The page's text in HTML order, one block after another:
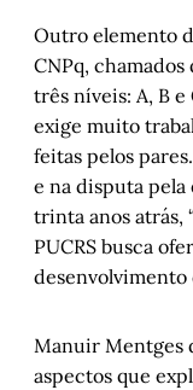
Outro elemento
CNPq,
três níveis: A, B e
exige muito
feitas pelos
e na disputa pela
trinta anos atrás,
PUCRS busca
desenvolvimento
Manuir Mentges
aspectos que